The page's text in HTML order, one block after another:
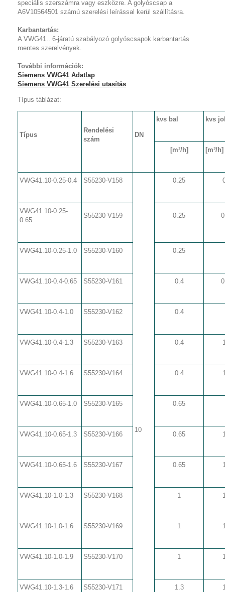
speciális szerszámra vagy eszközre. A golyóscsap a
A6V10564501 számú szerelési leírással kerül szállításra.
Karbantartás:
A VWG41.. 6-járatú szabályozó golyóscsapok karbantartás
mentes szerelvények.
További információk:
Siemens VWG41 Adatlap
Siemens VWG41 Szerelési utasítás
Típus táblázat:
Típus
Rendelési
szám
DN
kvs bal kvs
[m³/h] [m³/h]
VWG41.10-0.25-0.4 S55230-V158
10
0.25
VWG41.10-0.25-
0.65
S55230-V159 0.25
VWG41.10-0.25-1.0 S55230-V160 0.25
VWG41.10-0.4-0.65 S55230-V161 0.4
VWG41.10-0.4-1.0 S55230-V162 0.4
VWG41.10-0.4-1.3 S55230-V163 0.4
VWG41.10-0.4-1.6 S55230-V164 0.4
VWG41.10-0.65-1.0 S55230-V165 0.65
VWG41.10-0.65-1.3 S55230-V166 0.65
VWG41.10-0.65-1.6 S55230-V167 0.65
VWG41.10-1.0-1.3 S55230-V168 1
VWG41.10-1.0-1.6 S55230-V169 1
VWG41.10-1.0-1.9 S55230-V170 1
VWG41.10-1.3-1.6 S55230-V171 1.3